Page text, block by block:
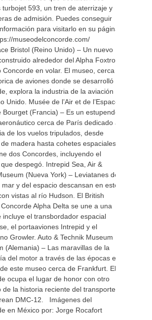
turbojet 593, un tren de aterrizaje y
de admisión. Puedes conseguir
para visitarlo en su página
museodelconcorde.com/
Bristol (Reino Unido) – Un nuevo
alrededor del Alpha Foxtrot,
Concorde en volar. El museo, cerca
de aviones donde se desarrolló el
explora la industria de la aviación
Unido. Musée de l’Air et de l’Espace,
Bourget (Francia) – Es un estupendo
cerca de París dedicado a
de los vuelos tripulados, desde
madera hasta cohetes espaciales,
dos Concordes, incluyendo el
despegó. Intrepid Sea, Air &
(Nueva York) – Leviatanes del
y del espacio descansan en este
vistas al río Hudson. El British
Alpha Delta se une a una
incluye el transbordador espacial
el portaaviones Intrepid y el
Growler. Auto & Technik Museum
(Alemania) – Las maravillas de la
del motor a través de las épocas es
este museo cerca de Frankfurt. El
ocupa el lugar de honor con otro
de la historia reciente del transporte:
DMC-12. Imágenes del
en México por: Jorge Rocafort